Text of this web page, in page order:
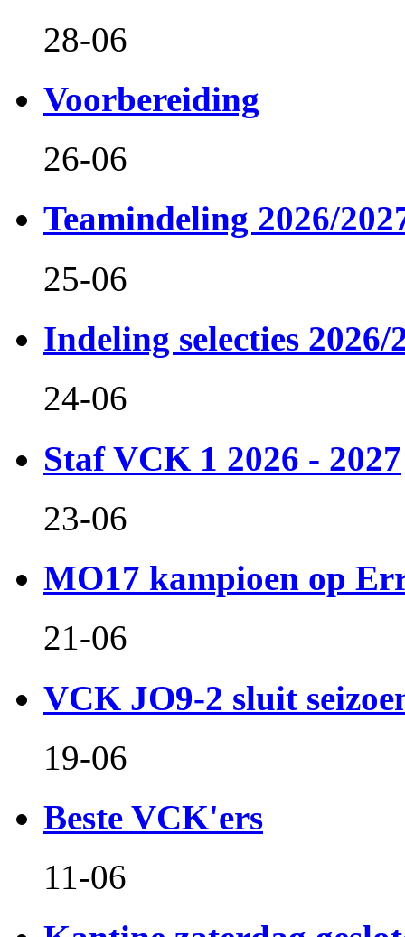
28-06
Voorbereiding
26-06
Teamindeling 2026/
25-06
Indeling selecties 2026/
24-06
Staf VCK 1 2026 - 2027
23-06
MO17 kampioen op
21-06
VCK JO9-2 sluit
19-06
Beste VCK'ers
11-06